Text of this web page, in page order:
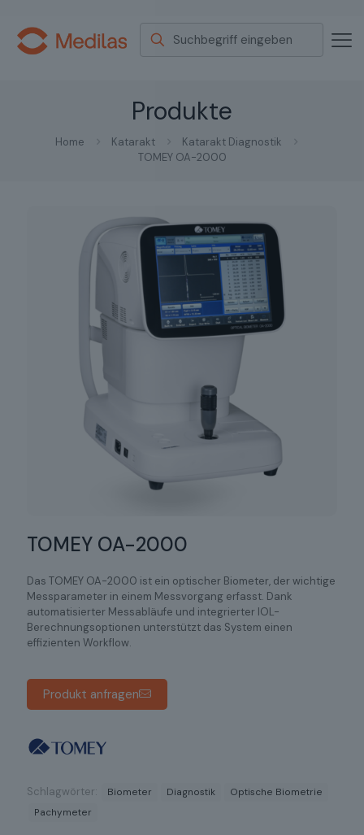
Produkte
Home Katarakt
Katarakt Diagnostik
TOMEY OA-2000
TOMEY OA-2000
Das TOMEY OA-2000 ist ein optischer Biometer, der wichtige
Messparameter in einem Messvorgang erfasst. Dank
automatisierter Messabläufe und integrierter IOL-
Berechnungsoptionen unterstützt das System einen
effizienten Workflow.
Produkt anfragen
Schlagwörter: Biometer Diagnostik
Optische Biometrie
Pachymeter